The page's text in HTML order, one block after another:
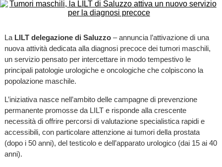
LaLILT delegazione di Saluzzo – annuncia l’attivazione di una
nuova attività dedicata alla diagnosi precoce dei tumori maschili,
un servizio pensato per intercettare in modo tempestivo le
principali patologie urologiche e oncologiche che colpiscono la
popolazione maschile.
L’iniziativa nasce nell’ambito delle campagne di prevenzione
permanente promosse da LILT e risponde alla crescente
necessità di offrire percorsi di valutazione specialistica rapidi e
accessibili, con particolare attenzione ai tumori della prostata
(dopo i 50 anni), del testicolo e dell’apparato urologico (dai 15 ai 40
anni).